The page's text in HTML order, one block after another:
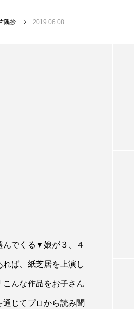
隅抄 2019.06.08
んでくる▼娘が３、４
ば、紙芝居を上演し
んな作品をお子さん
じてプロから読み聞